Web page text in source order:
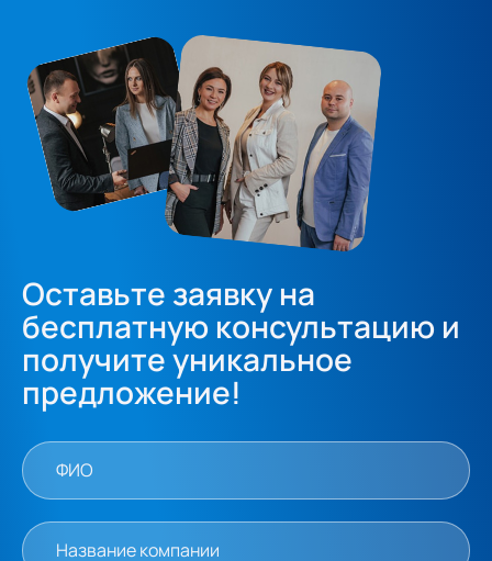
Оставьте заявку на
бесплатную консультацию и
получите уникальное
предложение!